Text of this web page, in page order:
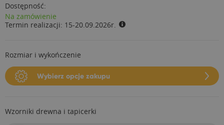
Dostępność:
Na zamówienie
Termin realizacji: 15-20.09.2026r.
Rozmiar i wykończenie
Wybierz opcje zakupu
Wzorniki drewna i tapicerki